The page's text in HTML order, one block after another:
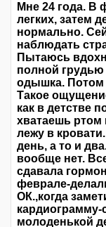
Мне 24 года. В
легких, затем
нормально.
наблюдать
Пытаюсь
полной грудью
одышка. Потом
Такое
как в детстве
хватаешь ртом
лежу в
день, а то и
вообще нет.
сдавала
феврале-
ОК.,когда
кардиограмму-
молоденькой